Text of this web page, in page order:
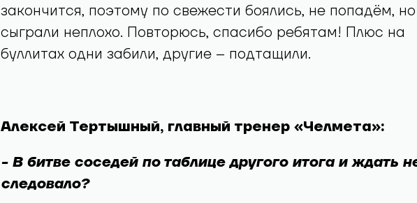
закончится, поэтому по свежести боялись, не попадём, но
сыграли неплохо. Повторюсь, спасибо ребятам! Плюс на
буллитах одни забили, другие – подтащили.
Алексей Тертышный, главный тренер «Челмета»:
- В битве соседей по таблице другого итога и ждать
следовало?